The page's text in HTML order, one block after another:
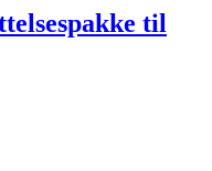
til